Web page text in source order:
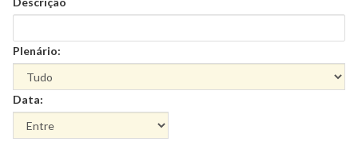
Plenário:
Data: